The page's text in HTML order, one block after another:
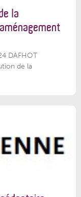
la
DAFHOT
de la